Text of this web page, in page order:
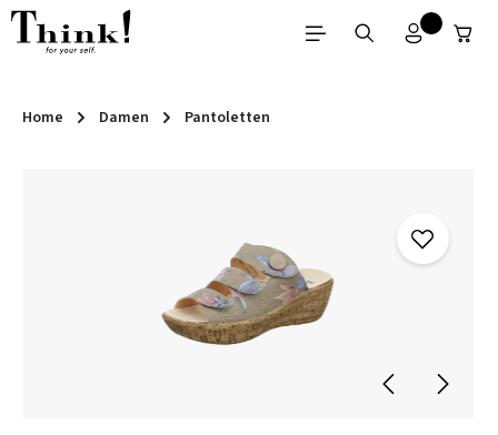
Zum Hauptinhalt springen
Home Damen Pantoletten